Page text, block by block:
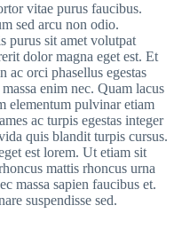
vitae purus faucibus.
sed arcu non odio.
purus sit amet volutpat
dolor magna eget est. Et
ac orci phasellus egestas
enim nec. Quam lacus
elementum pulvinar etiam
ac turpis egestas integer
quis blandit turpis cursus.
est lorem. Ut etiam sit
mattis rhoncus urna
massa sapien faucibus et.
suspendisse sed.